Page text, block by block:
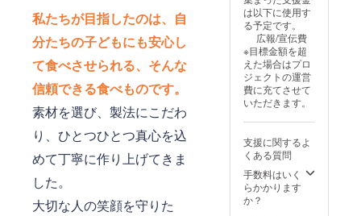
私たちが目指したのは、自
分たちの子どもにも安心し
て食べさせられる、そんな
信頼できる食べものです。
素材を選び、製法にこだわ
り、ひとつひとつ真心を込
めて丁寧に作り上げてきま
した。
大切な人の笑顔を守りた
さい ・
原材
料：米
（特別
栽培
米、千
葉県柏
産）、
北海道
産 馬鈴
粉
は以下に使用す
る予定です。
広報/宣伝費
※目標金額を超
えた場合はプロ
ジェクトの運営
費に充てさせて
いただきます。
支援に関するよ
くある質問
手数料はいく
らかかります
か？